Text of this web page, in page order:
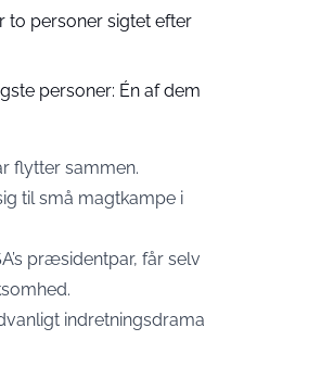
to personer sigtet efter
personer: Én af dem
flytter sammen.
til små magtkampe i
præsidentpar, får selv
indretningsdrama